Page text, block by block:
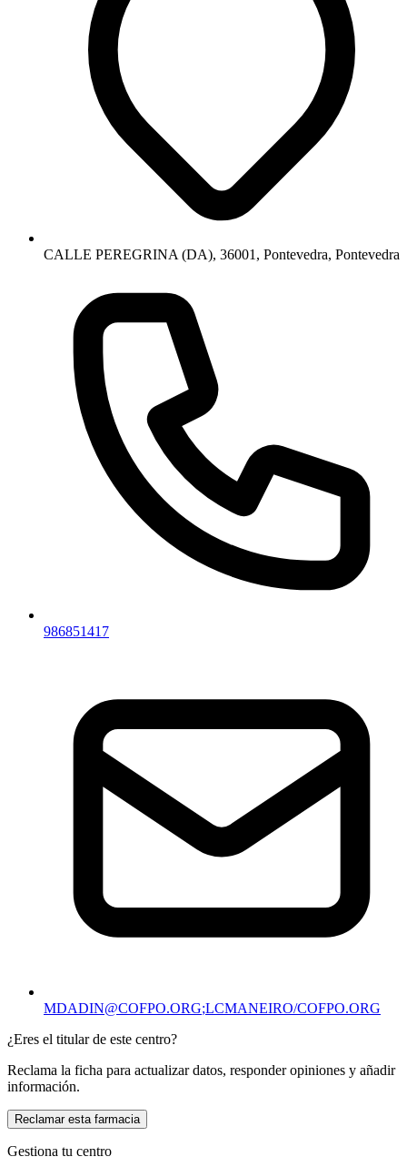
CALLE PEREGRINA (DA), 36001, Pontevedra, Pontevedra
986851417
MDADIN@COFPO.ORG;LCMANEIRO/COFPO.ORG
¿Eres el titular de este centro?
Reclama la ficha para actualizar datos, responder opiniones y añadir
información.
Reclamar esta farmacia
Gestiona tu centro